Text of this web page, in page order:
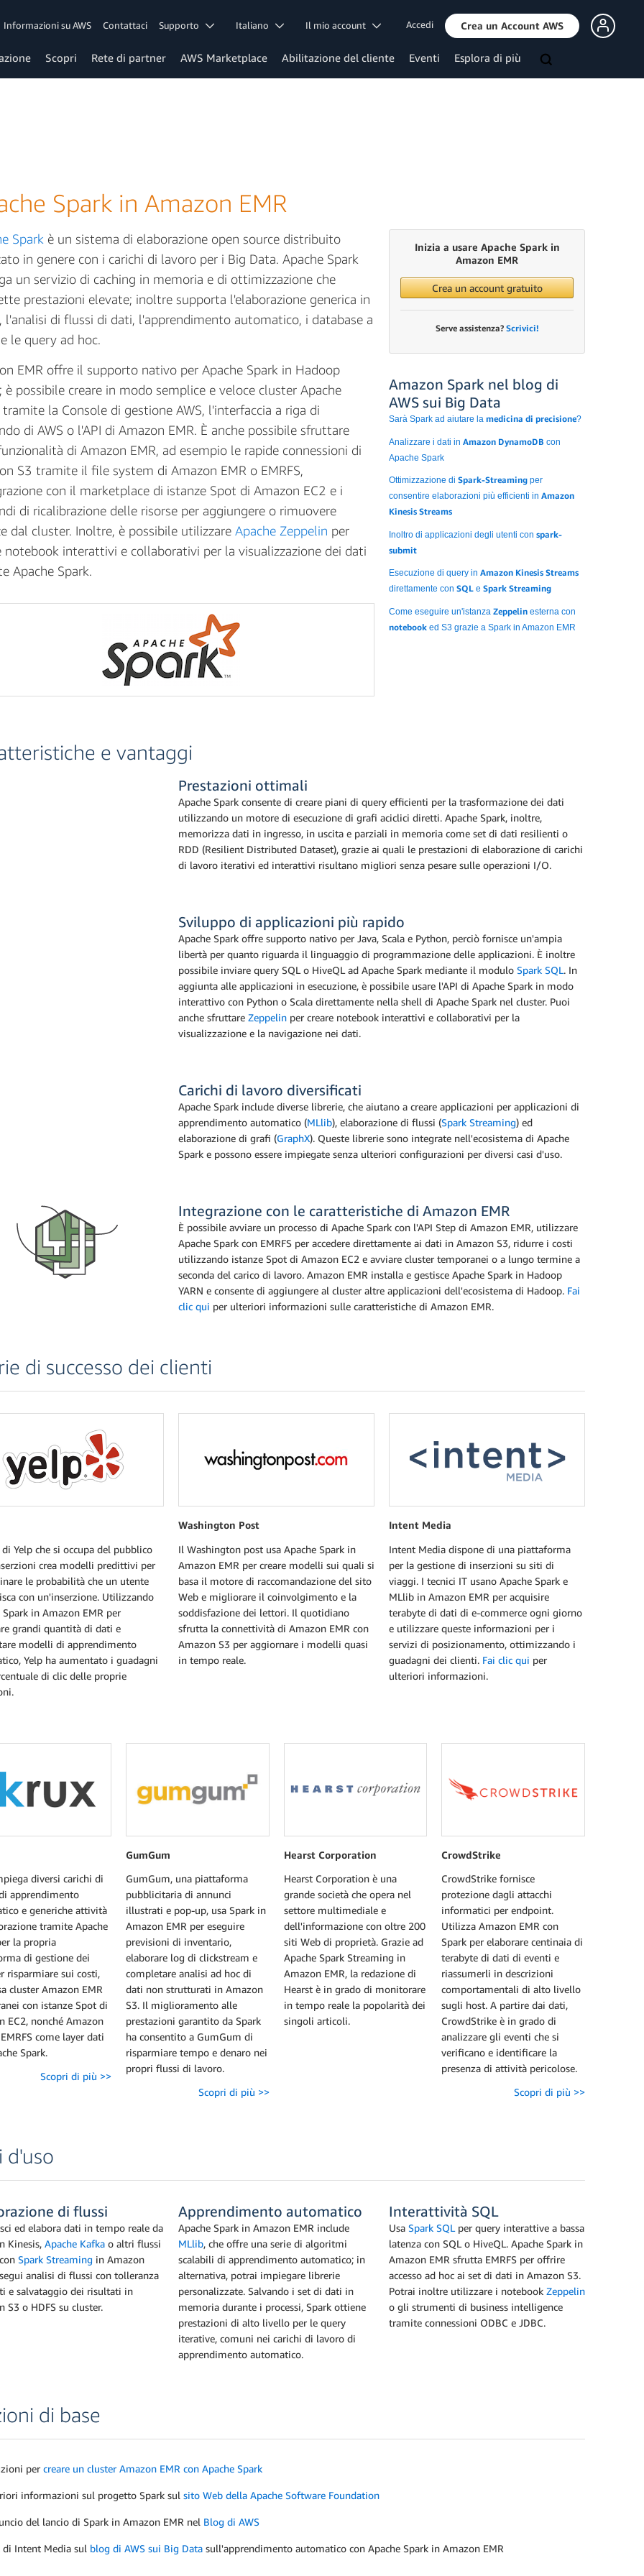
Informazioni su AWS Contattaci Supporto Italiano Il mio account Accedi Crea un Account AWS
Scopri Rete di partner AWS Marketplace Abilitazione del cliente Eventi Esplora di più
Spark in Amazon EMR
Spark è un sistema di elaborazione open source distribuito
in genere con i carichi di lavoro per i Big Data. Apache Spark
un servizio di caching in memoria e di ottimizzazione che
prestazioni elevate; inoltre supporta l'elaborazione generica in
l'analisi di flussi di dati, l'apprendimento automatico, i database a
le query ad hoc.
EMR offre il supporto nativo per Apache Spark in Hadoop
è possibile creare in modo semplice e veloce cluster Apache
tramite la Console di gestione AWS, l'interfaccia a riga di
di AWS o l'API di Amazon EMR. È anche possibile sfruttare
di Amazon EMR, ad esempio le rapide connessioni di
S3 tramite il file system di Amazon EMR o EMRFS,
con il marketplace di istanze Spot di Amazon EC2 e i
di ricalibrazione delle risorse per aggiungere o rimuovere
dal cluster. Inoltre, è possibile utilizzare Apache Zeppelin per
notebook interattivi e collaborativi per la visualizzazione dei dati
Apache Spark.
Inizia a usare Apache Spark in
Amazon EMR
Crea un account gratuito
Serve assistenza? Scrivici!
Amazon Spark nel blog di
AWS sui Big Data
Sarà Spark ad aiutare lamedicina di precisione?
Analizzare i dati inAmazon DynamoDBcon
Apache Spark
Ottimizzazione diSpark-Streaming per
consentire elaborazioni più efficienti inAmazon
Kinesis Streams
Inoltro di applicazioni degli utenti conspark-
submit
Esecuzione di query in Amazon Kinesis Streams
direttamente conSQL eSpark Streaming
Come eseguire un'istanzaZeppelinesterna con
notebook ed S3 grazie a Spark in Amazon EMR
e vantaggi
Prestazioni ottimali
Apache Spark consente di creare piani di query efficienti per la trasformazione dei dati
utilizzando un motore di esecuzione di grafi aciclici diretti. Apache Spark, inoltre,
memorizza dati in ingresso, in uscita e parziali in memoria come set di dati resilienti o
RDD (Resilient Distributed Dataset), grazie ai quali le prestazioni di elaborazione di carichi
di lavoro iterativi ed interattivi risultano migliori senza pesare sulle operazioni I/O.
Sviluppo di applicazioni più rapido
Apache Spark offre supporto nativo per Java, Scala e Python, perciò fornisce un'ampia
libertà per quanto riguarda il linguaggio di programmazione delle applicazioni. È inoltre
possibile inviare query SQL o HiveQL ad Apache Spark mediante il modulo Spark SQL. In
aggiunta alle applicazioni in esecuzione, è possibile usare l'API di Apache Spark in modo
interattivo con Python o Scala direttamente nella shell di Apache Spark nel cluster. Puoi
anche sfruttare Zeppelin per creare notebook interattivi e collaborativi per la
visualizzazione e la navigazione nei dati.
Carichi di lavoro diversificati
Apache Spark include diverse librerie, che aiutano a creare applicazioni per applicazioni di
apprendimento automatico (MLlib), elaborazione di flussi (Spark Streaming) ed
elaborazione di grafi (GraphX). Queste librerie sono integrate nell'ecosistema di Apache
Spark e possono essere impiegate senza ulteriori configurazioni per diversi casi d'uso.
Integrazione con le caratteristiche di Amazon EMR
È possibile avviare un processo di Apache Spark con l'API Step di Amazon EMR, utilizzare
Apache Spark con EMRFS per accedere direttamente ai dati in Amazon S3, ridurre i costi
utilizzando istanze Spot di Amazon EC2 e avviare cluster temporanei o a lungo termine a
seconda del carico di lavoro. Amazon EMR installa e gestisce Apache Spark in Hadoop
YARN e consente di aggiungere al cluster altre applicazioni dell'ecosistema di Hadoop. Fai
clic qui per ulteriori informazioni sulle caratteristiche di Amazon EMR.
di successo dei clienti
Yelp che si occupa del pubblico
crea modelli predittivi per
le probabilità che un utente
con un'inserzione. Utilizzando
Spark in Amazon EMR per
grandi quantità di dati e
modelli di apprendimento
Yelp ha aumentato i guadagni
di clic delle proprie
Washington Post
Il Washington post usa Apache Spark in
Amazon EMR per creare modelli sui quali si
basa il motore di raccomandazione del sito
Web e migliorare il coinvolgimento e la
soddisfazione dei lettori. Il quotidiano
sfrutta la connettività di Amazon EMR con
Amazon S3 per aggiornare i modelli quasi
in tempo reale.
Intent Media
Intent Media dispone di una piattaforma
per la gestione di inserzioni su siti di
viaggi. I tecnici IT usano Apache Spark e
MLlib in Amazon EMR per acquisire
terabyte di dati di e-commerce ogni giorno
e utilizzare queste informazioni per i
servizi di posizionamento, ottimizzando i
guadagni dei clienti. Fai clic qui per
ulteriori informazioni.
diversi carichi di
apprendimento
e generiche attività
tramite Apache
la propria
di gestione dei
risparmiare sui costi,
cluster Amazon EMR
con istanze Spot di
EC2, nonché Amazon
come layer dati
Spark.
Scopri di più >>
GumGum
GumGum, una piattaforma
pubblicitaria di annunci
illustrati e pop-up, usa Spark in
Amazon EMR per eseguire
previsioni di inventario,
elaborare log di clickstream e
completare analisi ad hoc di
dati non strutturati in Amazon
S3. Il miglioramento alle
prestazioni garantito da Spark
ha consentito a GumGum di
risparmiare tempo e denaro nei
propri flussi di lavoro.
Scopri di più >>
Hearst Corporation
Hearst Corporation è una
grande società che opera nel
settore multimediale e
dell'informazione con oltre 200
siti Web di proprietà. Grazie ad
Apache Spark Streaming in
Amazon EMR, la redazione di
Hearst è in grado di monitorare
in tempo reale la popolarità dei
singoli articoli.
CrowdStrike
CrowdStrike fornisce
protezione dagli attacchi
informatici per endpoint.
Utilizza Amazon EMR con
Spark per elaborare centinaia di
terabyte di dati di eventi e
riassumerli in descrizioni
comportamentali di alto livello
sugli host. A partire dai dati,
CrowdStrike è in grado di
analizzare gli eventi che si
verificano e identificare la
presenza di attività pericolose.
Scopri di più >>
d'uso
di flussi
ed elabora dati in tempo reale da
Kinesis, Apache Kafka o altri flussi
Spark Streaming in Amazon
analisi di flussi con tolleranza
e salvataggio dei risultati in
S3 o HDFS su cluster.
Apprendimento automatico
Apache Spark in Amazon EMR include
MLlib, che offre una serie di algoritmi
scalabili di apprendimento automatico; in
alternativa, potrai impiegare librerie
personalizzate. Salvando i set di dati in
memoria durante i processi, Spark ottiene
prestazioni di alto livello per le query
iterative, comuni nei carichi di lavoro di
apprendimento automatico.
Interattività SQL
UsaSpark SQL per query interattive a bassa
latenza con SQL o HiveQL. Apache Spark in
Amazon EMR sfrutta EMRFS per offrire
accesso ad hoc ai set di dati in Amazon S3.
Potrai inoltre utilizzare i notebookZeppelin
o gli strumenti di business intelligence
tramite connessioni ODBC e JDBC.
di base
per creare un cluster Amazon EMR con Apache Spark
informazioni sul progetto Spark sul sito Web della Apache Software Foundation
del lancio di Spark in Amazon EMR nel Blog di AWS
di Intent Media sul blog di AWS sui Big Data sull'apprendimento automatico con Apache Spark in Amazon EMR